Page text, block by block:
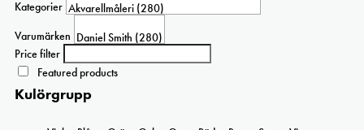
Kategorier
Varumärken
Price filter
Featured products
Kulörgrupp